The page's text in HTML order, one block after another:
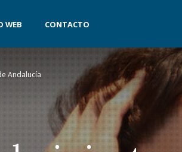
WEB CONTACTO
Andalucía